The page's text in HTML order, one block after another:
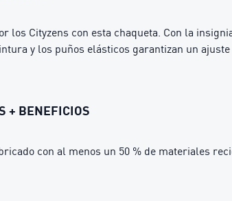
los Cityzens con esta chaqueta. Con la
y los puños elásticos garantizan un
+ BENEFICIOS
con al menos un 50 % de materiales